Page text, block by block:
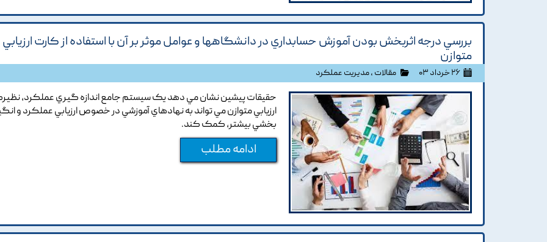
بررسي درجه اثربخش بودن آموزش حسابداري در دانشگاهها و عوامل موثر بر آن با استفاده از کارت ارزيابي
متوازن
۲۶ خرداد ۰۳ مقالات ،مدیریت عملکرد
حقيقات پيشين نشان مي دهد يک سيستم جامع اندازه گيري عملکرد,
ارزيابي متوازن مي تواند به نهادهاي آموزشي در خصوص ارزيابي عملکرد و
بخشي بيشتر, کمک کند.
ادامه مطلب